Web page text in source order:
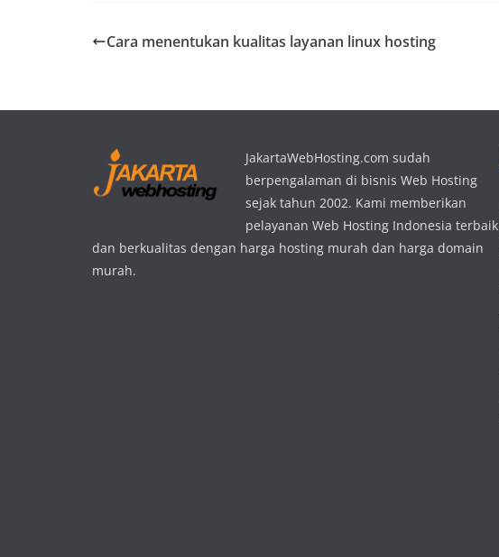
Cara menentukan kualitas layanan linux hosting
JakartaWebHosting.com sudah
berpengalaman di bisnis Web Hosting
sejak tahun 2002. Kami memberikan
pelayanan Web Hosting Indonesia terbaik
dan berkualitas dengan harga hosting murah dan harga domain
murah.